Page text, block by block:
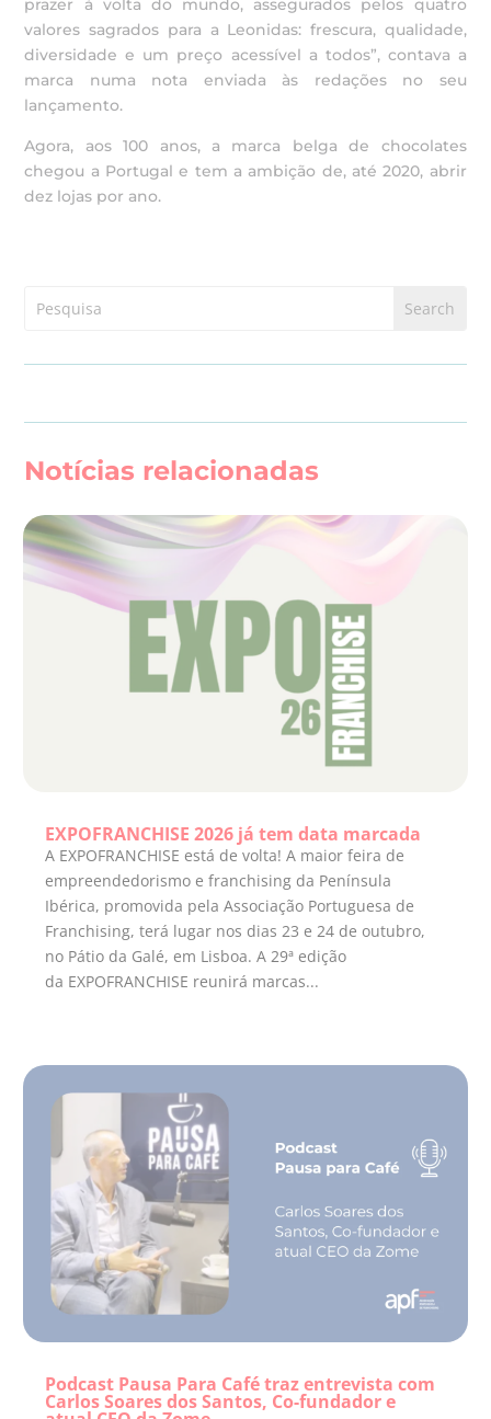
prazer à volta do mundo, assegurados pelos quatro
valores sagrados para a Leonidas: frescura, qualidade,
diversidade e um preço acessível a todos”, contava a
marca numa nota enviada às redações no seu
lançamento.
Agora, aos 100 anos, a marca belga de chocolates
chegou a Portugal e tem a ambição de, até 2020, abrir
dez lojas por ano.
Notícias relacionadas
EXPOFRANCHISE 2026 já tem data marcada
A EXPOFRANCHISE está de volta! A maior feira de
empreendedorismo e franchising da Península
Ibérica, promovida pela Associação Portuguesa de
Franchising, terá lugar nos dias 23 e 24 de outubro,
no Pátio da Galé, em Lisboa. A 29ª edição
da EXPOFRANCHISE reunirá marcas...
Podcast Pausa Para Café traz entrevista com
Carlos Soares dos Santos, Co-fundador e